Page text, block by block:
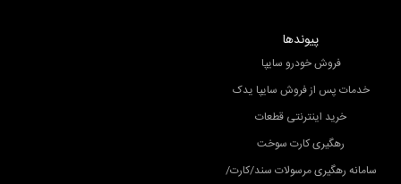
پیوندها
فروش خودرو سایپا
خدمات پس از فروش سایپا یدک
خرید اینترنتی قطعات
رهگیری کارت سوخت
سامانه رهگیری مرسولات سند/کارت/